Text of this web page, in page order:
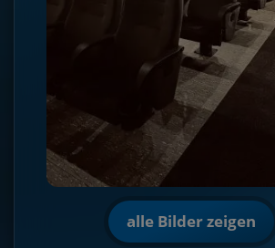
alle Bilder zeigen